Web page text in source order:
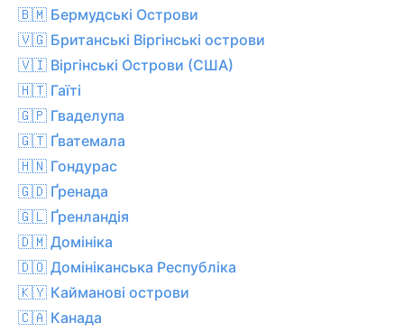
🇧🇲 Бермудські Острови
🇻🇬 Британські Віргінські острови
🇻🇮 Віргінські Острови (США)
🇭🇹 Гаїті
🇬🇵 Гваделупа
🇬🇹 Ґватемала
🇭🇳 Гондурас
🇬🇩 Ґренада
🇬🇱 Ґренландія
🇩🇲 Домініка
🇩🇴 Домініканська Республіка
🇰🇾 Кайманові острови
🇨🇦 Канада